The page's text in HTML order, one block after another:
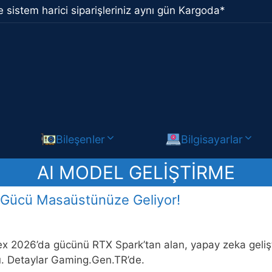
harici siparişleriniz aynı gün Kargoda*
Bileşenler Bilgisayarlar
AI MODEL GELIŞTIRME
Masaüstünüze Geliyor!
2026’da gücünü RTX Spark’tan alan, yapay zeka
Detaylar Gaming.Gen.TR’de.